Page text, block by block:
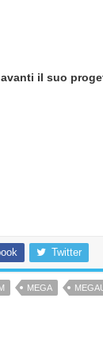
il suo
Twitter
MEGA